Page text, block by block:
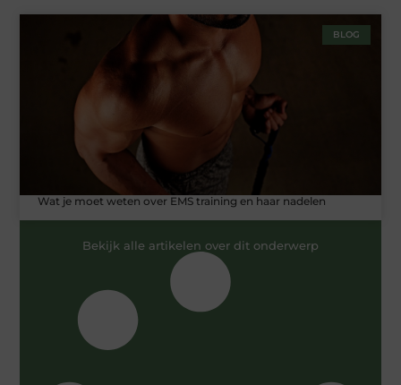
BLOG
Wat je moet weten over EMS training en haar nadelen
Bekijk alle artikelen over dit onderwerp